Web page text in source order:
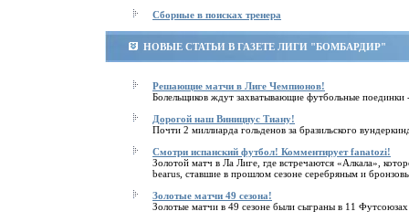
Cборные в поисках тренера
НОВЫЕ СТАТЬИ В ГАЗЕТЕ ЛИГИ "БОМБАРДИР"
Решающие матчи в Лиге Чемпионов!
Болельщиков ждут захватывающие футбольные
Дорогой наш Винициус Тиану!
Почти 2 миллиарда гольденов за бразильского
Смотри испанский футбол! Комментирует fanatozi!
Золотой матч в Ла Лиге, где встречаются «Алкала»,
bearus, ставшие в прошлом сезоне серебряным и
Золотые матчи 49 сезона!
Золотые матчи в 49 сезоне были сыграны в 11